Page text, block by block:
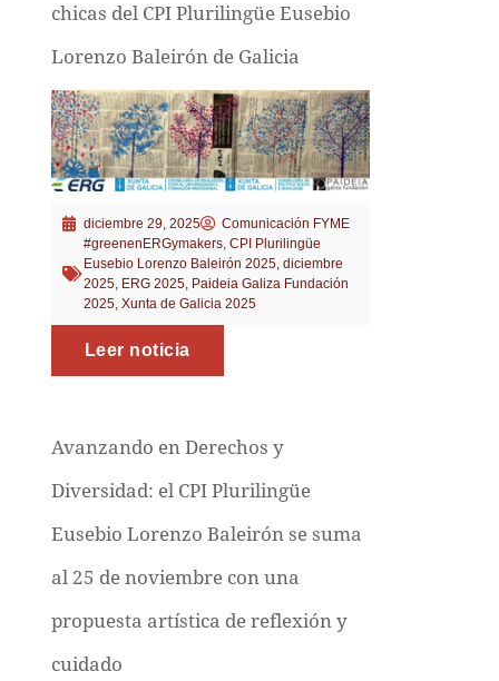
chicas del CPI Plurilingüe Eusebio
Lorenzo Baleirón de Galicia
diciembre 29, 2025
Comunicación FYME
#greenenERGymakers, CPI Plurilingüe
Eusebio Lorenzo Baleirón 2025, diciembre
2025, ERG 2025, Paideia Galiza Fundación
2025, Xunta de Galicia 2025
Leer noticia
Avanzando en Derechos y
Diversidad: el CPI Plurilingüe
Eusebio Lorenzo Baleirón se suma
al 25 de noviembre con una
propuesta artística de reflexión y
cuidado